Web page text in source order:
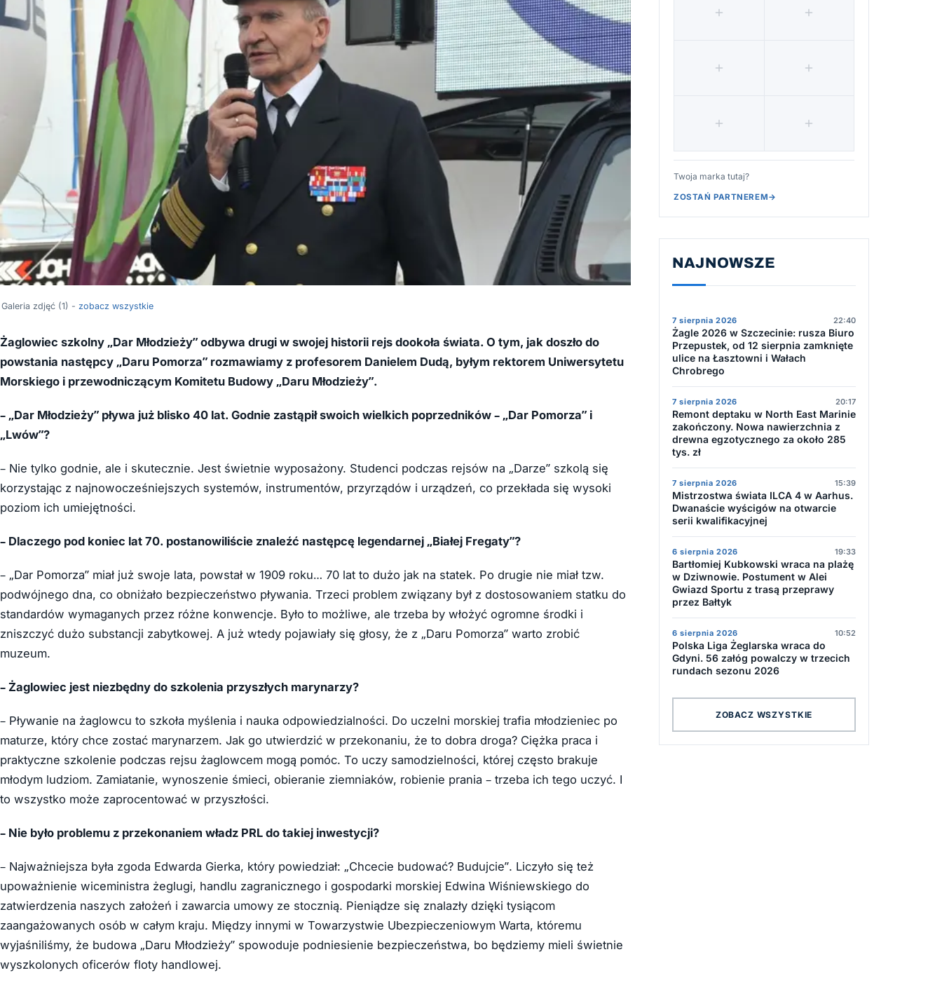
Galeria zdjęć (1) - zobacz wszystkie
Żaglowiec szkolny „Dar Młodzieży” odbywa drugi w swojej historii rejs dookoła świata. O tym, jak doszło do
powstania następcy „Daru Pomorza” rozmawiamy z profesorem Danielem Dudą, byłym rektorem Uniwersytetu
Morskiego i przewodniczącym Komitetu Budowy „Daru Młodzieży”.
– „Dar Młodzieży” pływa już blisko 40 lat. Godnie zastąpił swoich wielkich poprzedników – „Dar Pomorza” i
„Lwów”?
– Nie tylko godnie, ale i skutecznie. Jest świetnie wyposażony. Studenci podczas rejsów na „Darze” szkolą się
korzystając z najnowocześniejszych systemów, instrumentów, przyrządów i urządzeń, co przekłada się wysoki
poziom ich umiejętności.
– Dlaczego pod koniec lat 70. postanowiliście znaleźć następcę legendarnej „Białej Fregaty”?
– „Dar Pomorza” miał już swoje lata, powstał w 1909 roku… 70 lat to dużo jak na statek. Po drugie nie miał tzw.
podwójnego dna, co obniżało bezpieczeństwo pływania. Trzeci problem związany był z dostosowaniem statku do
standardów wymaganych przez różne konwencje. Było to możliwe, ale trzeba by włożyć ogromne środki i
zniszczyć dużo substancji zabytkowej. A już wtedy pojawiały się głosy, że z „Daru Pomorza” warto zrobić
muzeum.
– Żaglowiec jest niezbędny do szkolenia przyszłych marynarzy?
– Pływanie na żaglowcu to szkoła myślenia i nauka odpowiedzialności. Do uczelni morskiej trafia młodzieniec po
maturze, który chce zostać marynarzem. Jak go utwierdzić w przekonaniu, że to dobra droga? Ciężka praca i
praktyczne szkolenie podczas rejsu żaglowcem mogą pomóc. To uczy samodzielności, której często brakuje
młodym ludziom. Zamiatanie, wynoszenie śmieci, obieranie ziemniaków, robienie prania – trzeba ich tego uczyć. I
to wszystko może zaprocentować w przyszłości.
– Nie było problemu z przekonaniem władz PRL do takiej inwestycji?
– Najważniejsza była zgoda Edwarda Gierka, który powiedział: „Chcecie budować? Budujcie”. Liczyło się też
upoważnienie wiceministra żeglugi, handlu zagranicznego i gospodarki morskiej Edwina Wiśniewskiego do
zatwierdzenia naszych założeń i zawarcia umowy ze stocznią. Pieniądze się znalazły dzięki tysiącom
zaangażowanych osób w całym kraju. Między innymi w Towarzystwie Ubezpieczeniowym Warta, któremu
wyjaśniliśmy, że budowa „Daru Młodzieży” spowoduje podniesienie bezpieczeństwa, bo będziemy mieli świetnie
wyszkolonych oficerów floty handlowej.
Twoja marka tutaj?
ZOSTAŃ PARTNEREM→
NAJNOWSZE
7 sierpnia 2026 22:40
Żagle 2026 w Szczecinie: rusza Biuro
Przepustek, od 12 sierpnia zamknięte
ulice na Łasztowni i Wałach
Chrobrego
7 sierpnia 2026 20:17
Remont deptaku w North East Marinie
zakończony. Nowa nawierzchnia z
drewna egzotycznego za około 285
tys. zł
7 sierpnia 2026 15:39
Mistrzostwa świata ILCA 4 w Aarhus.
Dwanaście wyścigów na otwarcie
serii kwalifikacyjnej
6 sierpnia 2026 19:33
Bartłomiej Kubkowski wraca na plażę
w Dziwnowie. Postument w Alei
Gwiazd Sportu z trasą przeprawy
przez Bałtyk
6 sierpnia 2026 10:52
Polska Liga Żeglarska wraca do
Gdyni. 56 załóg powalczy w trzecich
rundach sezonu 2026
ZOBACZ WSZYSTKIE